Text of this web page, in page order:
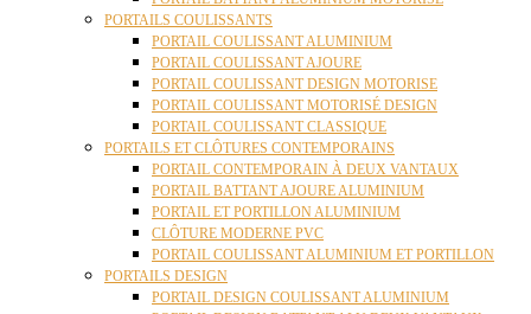
PORTAILS COULISSANTS
PORTAIL COULISSANT ALUMINIUM
PORTAIL COULISSANT AJOURE
PORTAIL COULISSANT DESIGN MOTORISE
PORTAIL COULISSANT MOTORISÉ DESIGN
PORTAIL COULISSANT CLASSIQUE
PORTAILS ET CLÔTURES CONTEMPORAINS
PORTAIL CONTEMPORAIN À DEUX VANTAUX
PORTAIL BATTANT AJOURE ALUMINIUM
PORTAIL ET PORTILLON ALUMINIUM
CLÔTURE MODERNE PVC
PORTAIL COULISSANT ALUMINIUM ET PORTILLON
PORTAILS DESIGN
PORTAIL DESIGN COULISSANT ALUMINIUM